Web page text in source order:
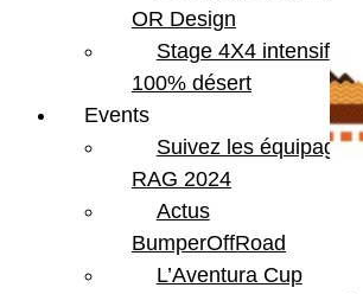
OR Design
Stage 4X4 intensif
100% désert
Events
Suivez les équipages
RAG 2024
Actus
BumperOffRoad
L’Aventura Cup